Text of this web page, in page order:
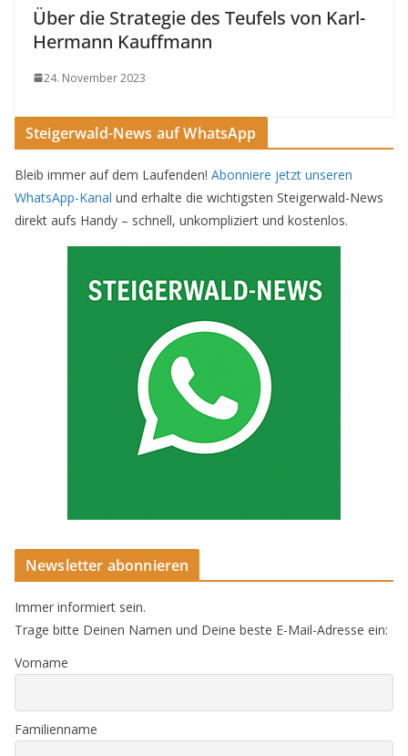
Über die Strategie des Teufels von Karl-
Hermann Kauffmann
24. November 2023
Steigerwald-News auf WhatsApp
Bleib immer auf dem Laufenden! Abonniere jetzt unseren
WhatsApp-Kanal und erhalte die wichtigsten Steigerwald-News
direkt aufs Handy – schnell, unkompliziert und kostenlos.
Newsletter abonnieren
Immer informiert sein.
Trage bitte Deinen Namen und Deine beste E-Mail-Adresse ein:
Vorname
Familienname